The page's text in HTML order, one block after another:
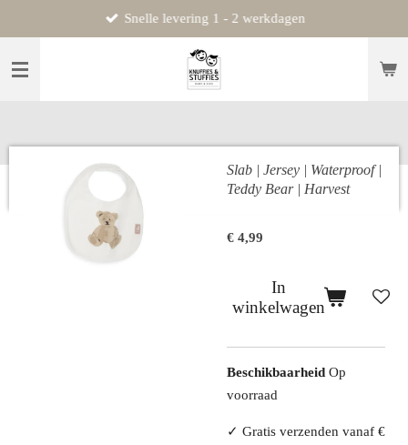
direct
naar
Snelle levering 1 - 2 werkdagen
Slab | Jersey | Waterproof |
Teddy Bear | Harvest
€ 4,99
In
winkelwagen
Beschikbaarheid Op
voorraad
✓ Gratis verzenden vanaf €